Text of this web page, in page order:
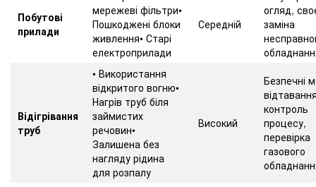
Побутові
прилади
мережеві фільтри•
Пошкоджені блоки
живлення• Старі
електроприлади
Середній
огляд,
заміна
Відігрівання
труб
• Використання
відкритого вогню•
Нагрів труб біля
займистих
речовин•
Залишена без
нагляду рідина
для розпалу
Високий
Безпечні
контроль
процесу,
перевірка
газового